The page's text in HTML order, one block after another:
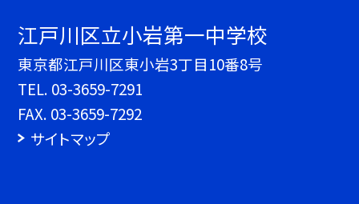
江戸川区立小岩第一中学校
東京都江戸川区東小岩3丁目10番8号
TEL. 03-3659-7291
FAX. 03-3659-7292
サイトマップ